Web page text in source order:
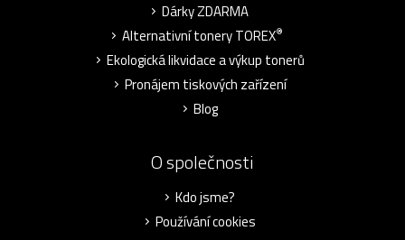
Dárky ZDARMA
Alternativní tonery TOREX®
Ekologická likvidace a výkup tonerů
Pronájem tiskových zařízení
Blog
O společnosti
Kdo jsme?
Používání cookies